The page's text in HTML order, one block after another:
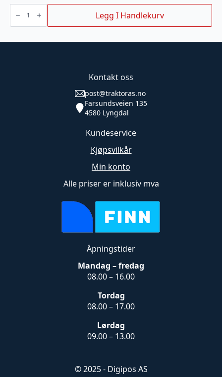
TRYGG
Stiftekobling
NR.
5
antall
Legg I Handlekurv
Kontakt oss
post@traktoras.no
Farsundsveien 135
4580 Lyngdal
Kundeservice
Kjøpsvilkår
Min konto
Alle priser er inklusiv mva
Åpningstider
Mandag – fredag
08.00 – 16.00
Tordag
08.00 – 17.00
Lørdag
09.00 – 13.00
© 2025 - Digipos AS